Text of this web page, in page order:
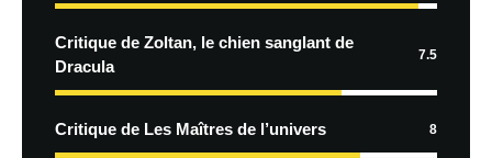
Critique de Zoltan, le chien sanglant de
Dracula
7.5
Critique de Les Maîtres de l’univers 8